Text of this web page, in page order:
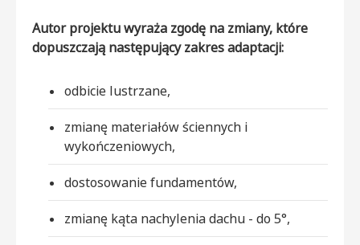
Autor projektu wyraża zgodę na zmiany, które
dopuszczają następujący zakres adaptacji:
odbicie lustrzane,
zmianę materiałów ściennych i
wykończeniowych,
dostosowanie fundamentów,
zmianę kąta nachylenia dachu - do 5°,